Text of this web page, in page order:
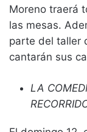
Moreno traerá
las mesas.
parte del taller
cantarán sus
LA